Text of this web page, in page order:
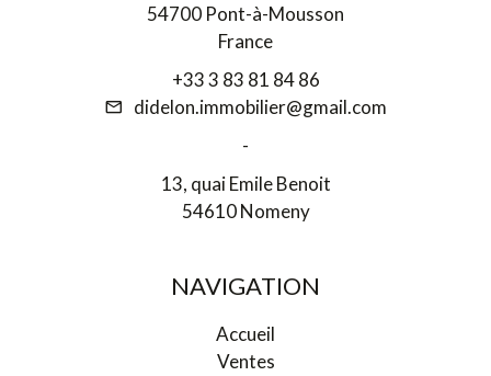
54700 Pont-à-Mousson
France
+33 3 83 81 84 86
didelon.immobilier@gmail.com
-
13, quai Emile Benoit
54610 Nomeny
NAVIGATION
Accueil
Ventes